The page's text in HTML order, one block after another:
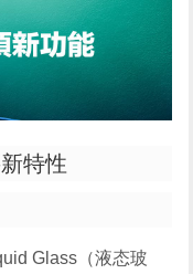
特性
Glass（液态玻